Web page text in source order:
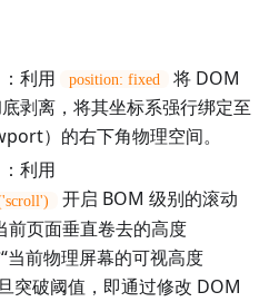
：利用 position: fixed
将 DOM
剥离，将其坐标系强行绑定至
）的右下角物理空间。
：利用
开启 BOM 级别的滚动
前页面垂直卷去的高度
“当前物理屏幕的可视高度
突破阈值，即通过修改 DOM